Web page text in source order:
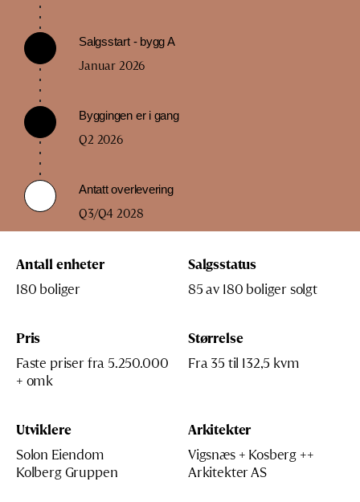
Salgsstart - bygg A
Januar 2026
Byggingen er i gang
Q2 2026
Antatt overlevering
Q3/Q4 2028
Antall enheter
180 boliger
Salgsstatus
85 av 180 boliger solgt
Pris
Faste priser fra 5.250.000
+ omk
Størrelse
Fra 35 til 132,5 kvm
Utviklere
Solon Eiendom
Kolberg Gruppen
Arkitekter
Vigsnæs + Kosberg ++
Arkitekter AS